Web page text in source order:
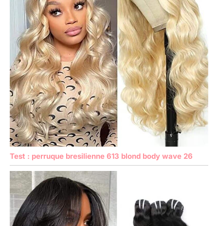
Test : perruque bresilienne 613 blond body wave 26